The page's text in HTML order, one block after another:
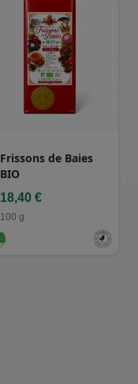
Frissons de Baies
BIO
18,40 €
100 g